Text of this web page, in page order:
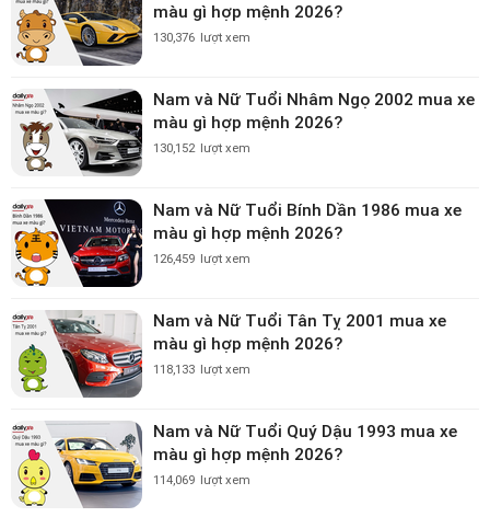
màu gì hợp mệnh 2026?
130,376 lượt xem
Nam và Nữ Tuổi Nhâm Ngọ 2002 mua xe
màu gì hợp mệnh 2026?
130,152 lượt xem
Nam và Nữ Tuổi Bính Dần 1986 mua xe
màu gì hợp mệnh 2026?
126,459 lượt xem
Nam và Nữ Tuổi Tân Tỵ 2001 mua xe
màu gì hợp mệnh 2026?
118,133 lượt xem
Nam và Nữ Tuổi Quý Dậu 1993 mua xe
màu gì hợp mệnh 2026?
114,069 lượt xem